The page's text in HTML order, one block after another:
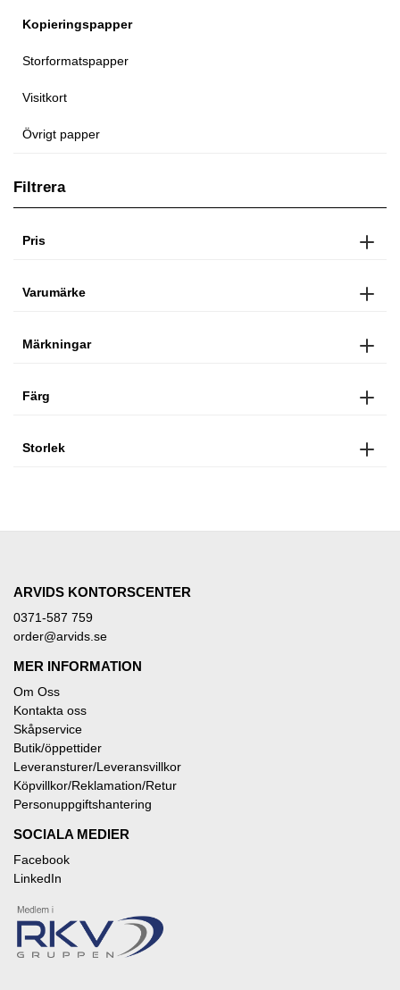
Kopieringspapper
Storformatspapper
Visitkort
Övrigt papper
Filtrera
Pris
Varumärke
Märkningar
Färg
Storlek
ARVIDS KONTORSCENTER
0371-587 759
order@arvids.se
MER INFORMATION
Om Oss
Kontakta oss
Skåpservice
Butik/öppettider
Leveransturer/Leveransvillkor
Köpvillkor/Reklamation/Retur
Personuppgiftshantering
SOCIALA MEDIER
Facebook
LinkedIn